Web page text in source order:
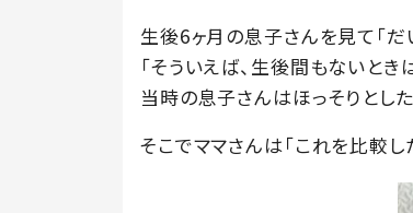
生後6ヶ月の息子さんを見て「だ
「そういえば、生後間もないとき
当時の息子さんはほっそりとした
そこでママさんは「これを比較し